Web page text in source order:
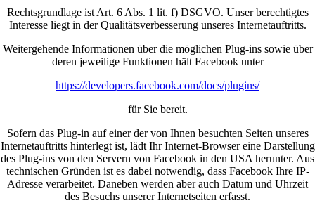
Rechtsgrundlage ist Art. 6 Abs. 1 lit. f) DSGVO. Unser berechtigtes
Interesse liegt in der Qualitätsverbesserung unseres Internetauftritts.
Weitergehende Informationen über die möglichen Plug-ins sowie über
deren jeweilige Funktionen hält Facebook unter
https://developers.facebook.com/docs/plugins/
für Sie bereit.
Sofern das Plug-in auf einer der von Ihnen besuchten Seiten unseres
Internetauftritts hinterlegt ist, lädt Ihr Internet-Browser eine Darstellung
des Plug-ins von den Servern von Facebook in den USA herunter. Aus
technischen Gründen ist es dabei notwendig, dass Facebook Ihre IP-
Adresse verarbeitet. Daneben werden aber auch Datum und Uhrzeit
des Besuchs unserer Internetseiten erfasst.